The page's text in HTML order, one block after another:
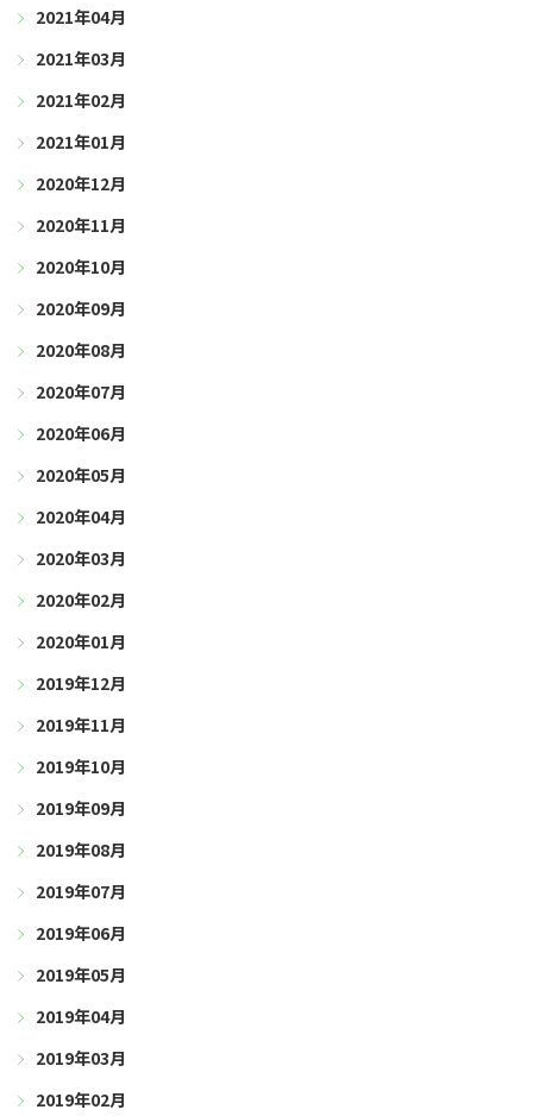
2021年04月
2021年03月
2021年02月
2021年01月
2020年12月
2020年11月
2020年10月
2020年09月
2020年08月
2020年07月
2020年06月
2020年05月
2020年04月
2020年03月
2020年02月
2020年01月
2019年12月
2019年11月
2019年10月
2019年09月
2019年08月
2019年07月
2019年06月
2019年05月
2019年04月
2019年03月
2019年02月